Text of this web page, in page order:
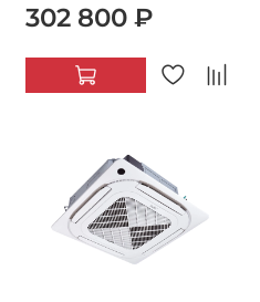
302 800 ₽